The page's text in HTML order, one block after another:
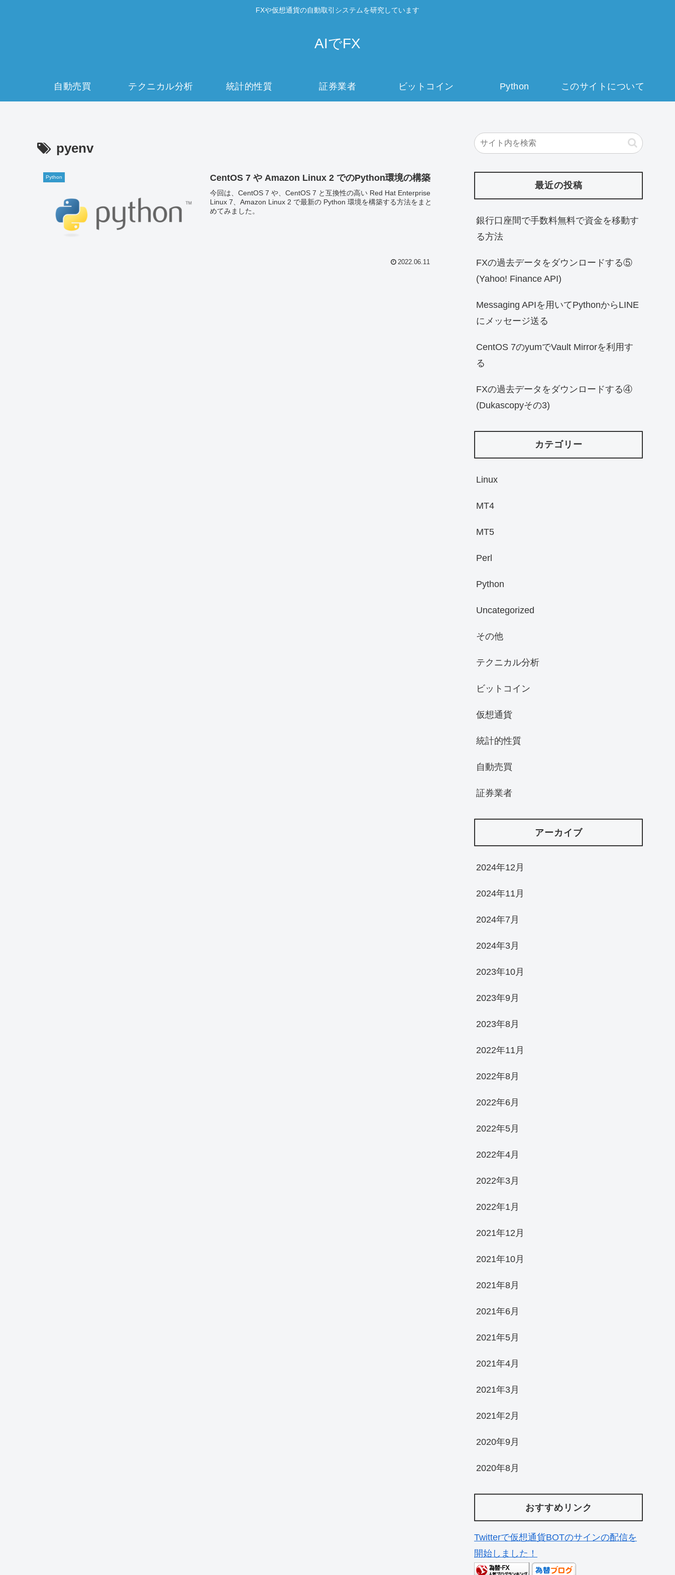
FXや仮想通貨の自動取引システムを研究しています
AIでFX
自動売買 テクニカル分析 統計的性質 証券業者 ビットコイン Python このサイトについて
pyenv
Python CentOS 7 や Amazon Linux 2 でのPython環境の構築
今回は、CentOS 7 や、CentOS 7 と互換性の高い Red Hat Enterprise
Linux 7、Amazon Linux 2 で最新の Python 環境を構築する方法をまと
めてみました。
2022.06.11
最近の投稿
銀行口座間で手数料無料で資金を移動す
る方法
FXの過去データをダウンロードする⑤
(Yahoo! Finance API)
Messaging APIを用いてPythonからLINE
にメッセージ送る
CentOS 7のyumでVault Mirrorを利用す
る
FXの過去データをダウンロードする④
(Dukascopyその3)
カテゴリー
Linux
MT4
MT5
Perl
Python
Uncategorized
その他
テクニカル分析
ビットコイン
仮想通貨
統計的性質
自動売買
証券業者
アーカイブ
2024年12月
2024年11月
2024年7月
2024年3月
2023年10月
2023年9月
2023年8月
2022年11月
2022年8月
2022年6月
2022年5月
2022年4月
2022年3月
2022年1月
2021年12月
2021年10月
2021年8月
2021年6月
2021年5月
2021年4月
2021年3月
2021年2月
2020年9月
2020年8月
おすすめリンク
Twitterで仮想通貨BOTのサインの配信を
開始しました！